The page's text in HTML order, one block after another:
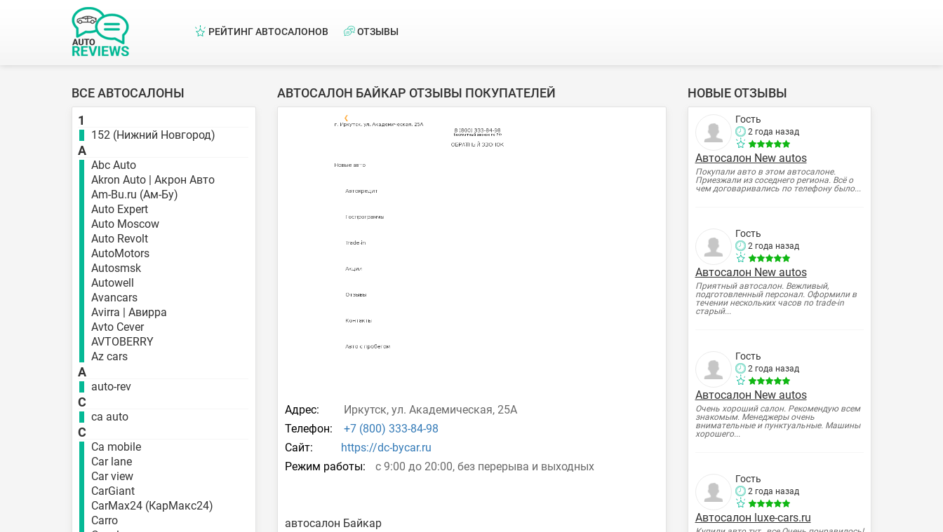
РЕЙТИНГ АВТОСАЛОНОВ ОТЗЫВЫ
ВСЕ АВТОСАЛОНЫ
1
152 (Нижний Новгород)
A
Abc Auto
Akron Auto | Акрон Авто
Am-Bu.ru (Ам-Бу)
Auto Expert
Auto Moscow
Auto Revolt
AutoMotors
Autosmsk
Autowell
Avancars
Avirra | Авирра
Avto Cever
AVTOBERRY
Az cars
A
auto-rev
C
ca auto
C
Ca mobile
Car lane
Car view
CarGiant
CarMax24 (КарМакс24)
Carro
АВТОСАЛОН БАЙКАР ОТЗЫВЫ ПОКУПАТЕЛЕЙ
Адрес:
Иркутск, ул. Академическая, 25А
Телефон:
+7 (800) 333-84-98
Сайт:
https://dc-bycar.ru
Режим работы:
с 9:00 до 20:00, без перерыва и выходных
автосалон Байкар
НОВЫЕ ОТЗЫВЫ
Гость
2 года назад
Автосалон New autos
Покупали авто в этом автосалоне.
Приезжали из соседнего региона. Всё о
чем договаривались по телефону было...
Гость
2 года назад
Автосалон New autos
Приятный автосалон. Вежливый,
подготовленный персонал. Оформили в
течении нескольких часов по trade-in
старый...
Гость
2 года назад
Автосалон New autos
Очень хороший салон. Рекомендую всем
знакомым. Менеджеры очень
внимательные и пунктуальные. Машины
хорошего...
Гость
2 года назад
Автосалон luxe-cars.ru